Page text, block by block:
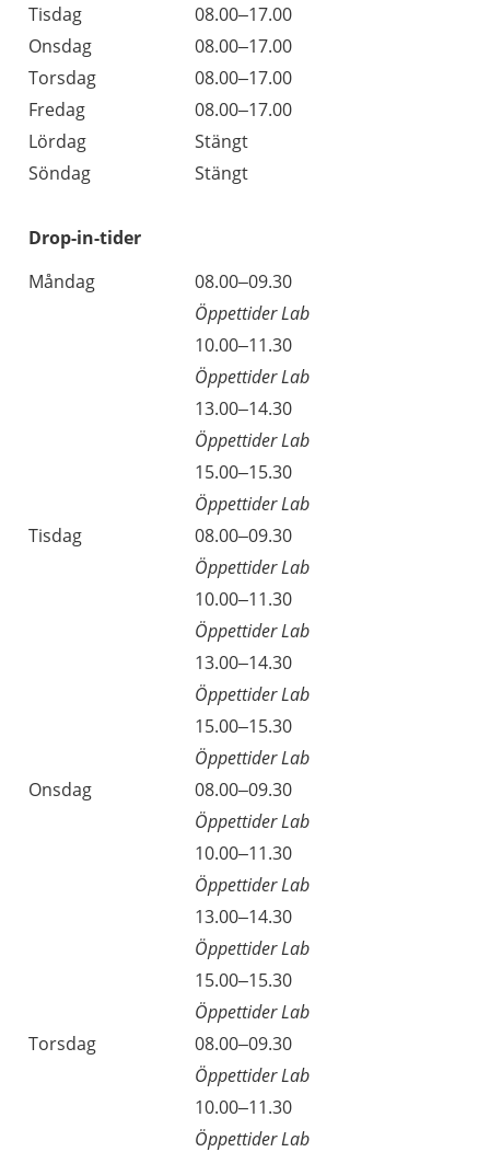
Tisdag
08.00–17.00
Onsdag
08.00–17.00
Torsdag
08.00–17.00
Fredag
08.00–17.00
Lördag
Stängt
Söndag
Stängt
Drop-in-tider
Måndag
08.00–09.30
Öppettider Lab
10.00–11.30
Öppettider Lab
13.00–14.30
Öppettider Lab
15.00–15.30
Öppettider Lab
Tisdag
08.00–09.30
Öppettider Lab
10.00–11.30
Öppettider Lab
13.00–14.30
Öppettider Lab
15.00–15.30
Öppettider Lab
Onsdag
08.00–09.30
Öppettider Lab
10.00–11.30
Öppettider Lab
13.00–14.30
Öppettider Lab
15.00–15.30
Öppettider Lab
Torsdag
08.00–09.30
Öppettider Lab
10.00–11.30
Öppettider Lab